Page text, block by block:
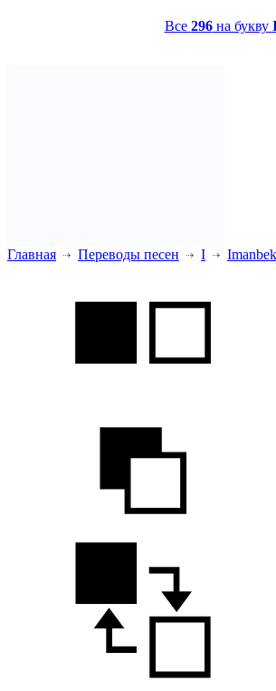
Все 296на букву
Главная Переводы песен I Imanbek